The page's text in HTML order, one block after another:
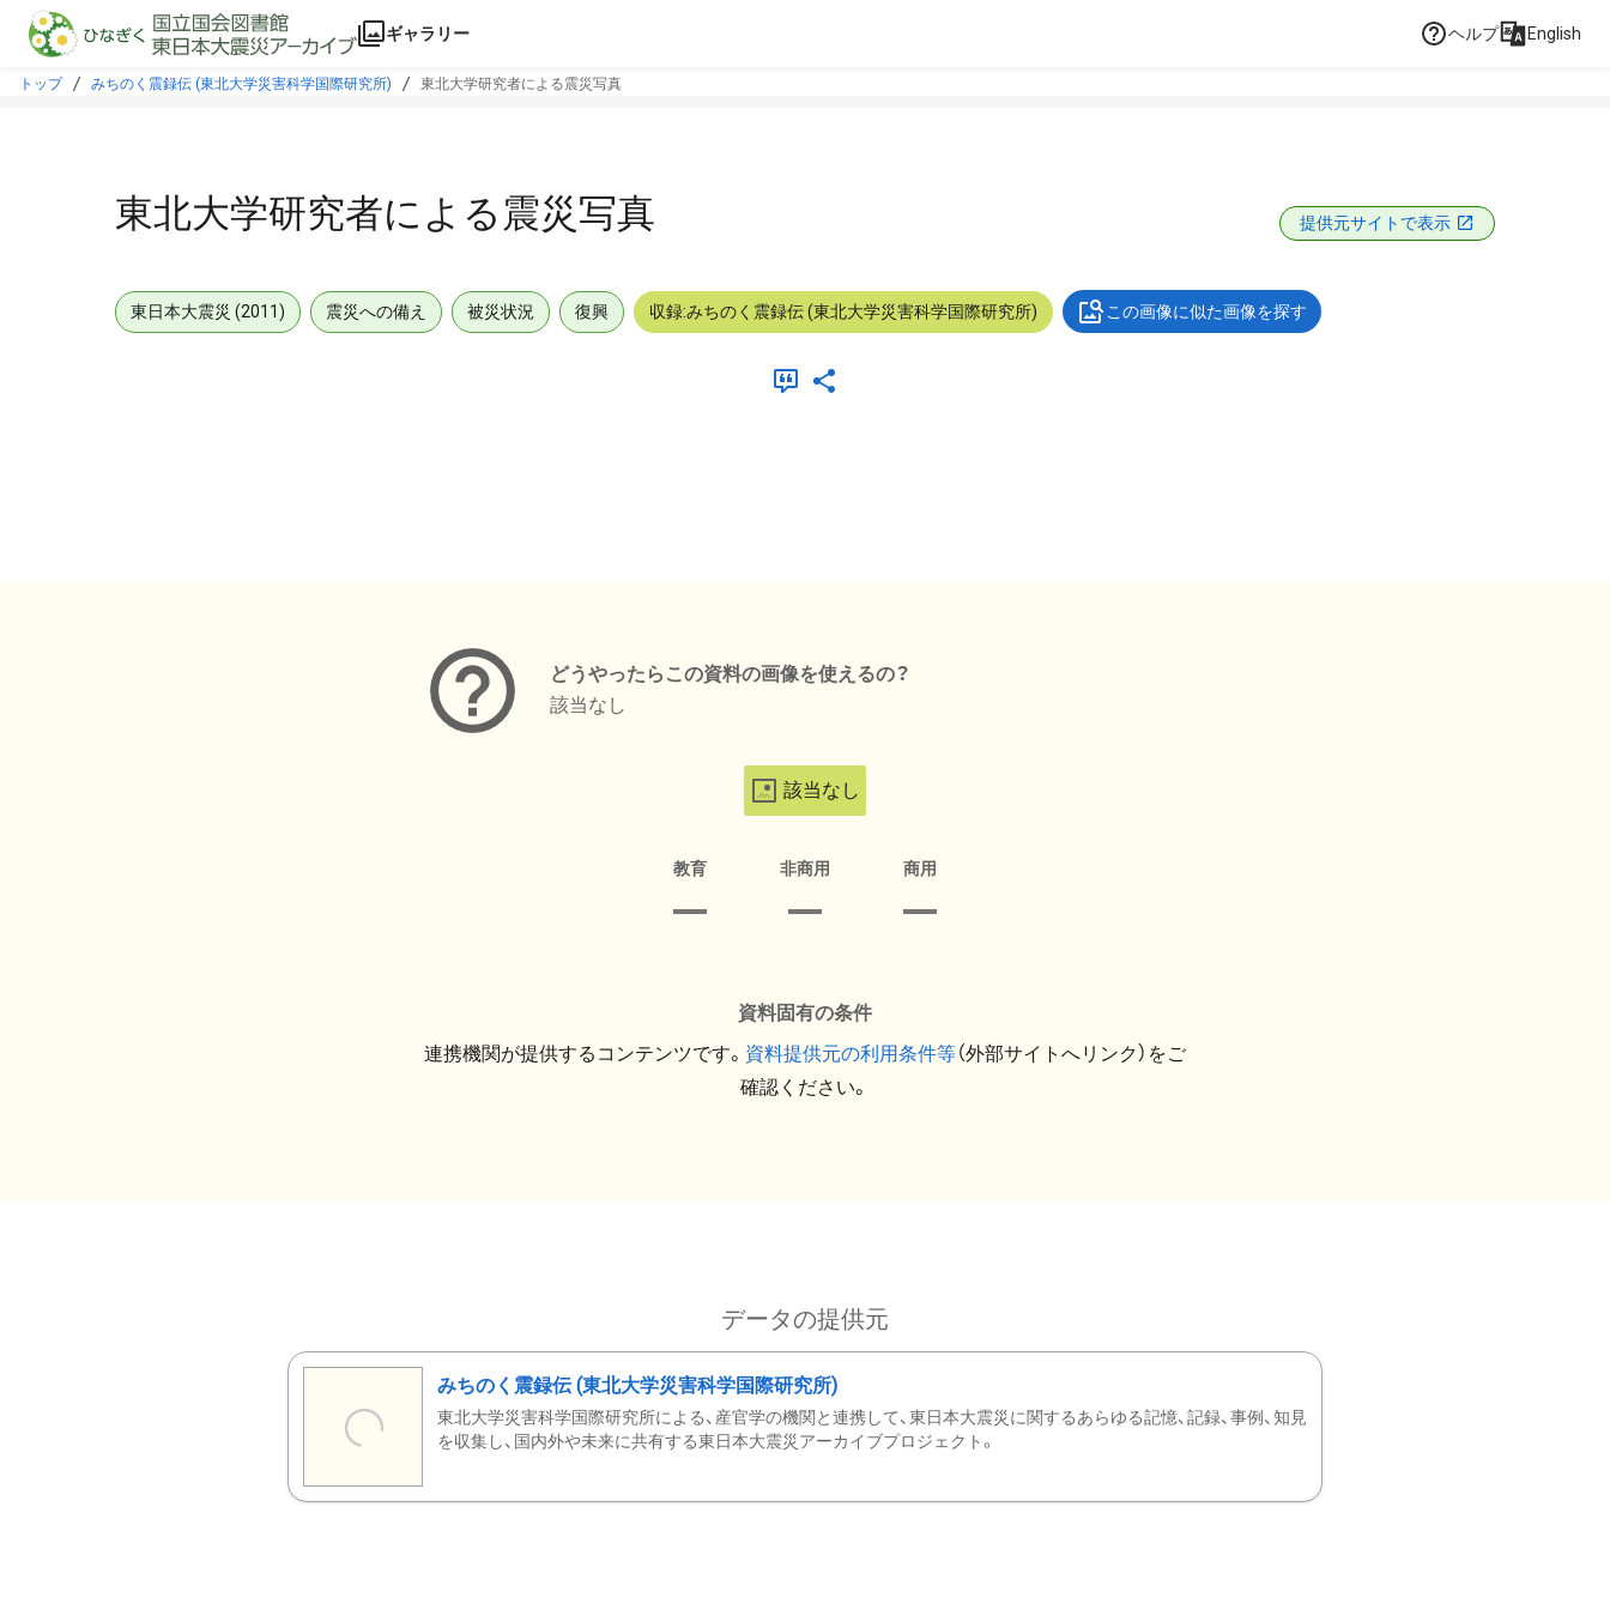
本文に飛ぶ
ギャラリー ヘルプ English
トップ みちのく震録伝 (東北大学災害科学国際研究所) 東北大学研究者による震災写真
東北大学研究者による震災写真 提供元サイトで表示
東日本大震災 (2011) 震災への備え 被災状況 復興 収録:みちのく震録伝 (東北大学災害科学国際研究所) この画像に似た画像を探す
どうやったらこの資料の画像を使えるの？
該当なし
該当なし
教育 非商用 商用
資料固有の条件
連携機関が提供するコンテンツです。 資料提供元の利用条件等（外部サイトへリンク）をご
確認ください。
データの提供元
みちのく震録伝 (東北大学災害科学国際研究所)
東北大学災害科学国際研究所による、産官学の機関と連携して、東日本大震災に関するあらゆる記憶、記録、事例、知見
を収集し、国内外や未来に共有する東日本大震災アーカイブプロジェクト。